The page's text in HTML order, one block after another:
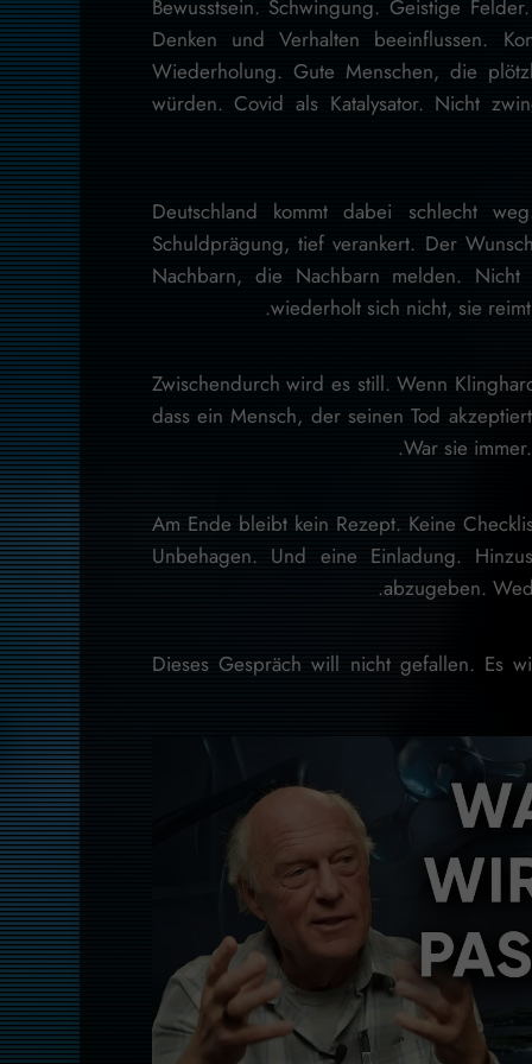
Bewusstsein. Schwingung. Geistige
Denken und Verhalten beeinflussen.
Wiederholung. Gute Menschen, die
würden. Covid als Katalysator. Nicht
Deutschland kommt dabei schlecht
Schuldprägung, tief verankert. Der
Nachbarn, die Nachbarn melden. Nicht
wiederholt sich nicht, sie
Zwischendurch wird es still. Wenn
dass ein Mensch, der seinen Tod
War sie
Am Ende bleibt kein Rezept. Keine
Unbehagen. Und eine Einladung.
abzugeben.
Dieses Gespräch will nicht gefallen. Es